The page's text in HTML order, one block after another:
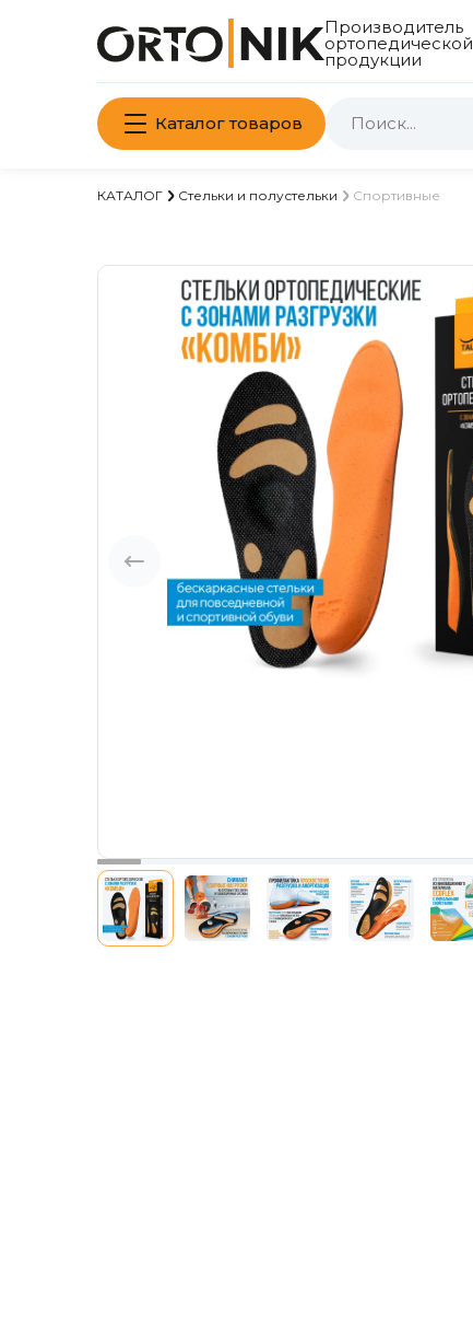
Производитель
ортопедической
продукции
Каталог товаров
КАТАЛОГ Стельки и полустельки Спортивные